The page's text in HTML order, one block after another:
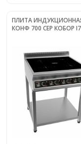
ПЛИТА
КОНФ 700 СЕР КОБОР